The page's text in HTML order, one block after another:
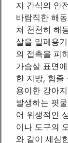
지 간식의 안
바람직한 해
쳐 천천히 해
살을 밀폐용
의 접촉을 피
가슴살 표면
한 지방, 힘줄
용이한 강아
발생하는 핏
어 위생적인
이나 도구의
와 같이 세심